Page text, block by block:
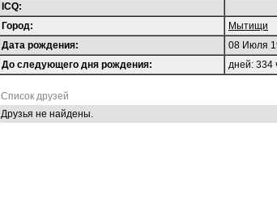
ICQ:
Город:
Мытищи
Дата рождения:
08 Июля
До следующего дня рождения:
дней: 334
Список друзей
Друзья не найдены.